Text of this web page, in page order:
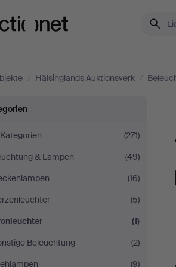
/ Hälsinglands Auktionsverk /
(271)
& Lampen
(49)
(16)
(5)
(1)
Beleuchtung
(2)
(9)